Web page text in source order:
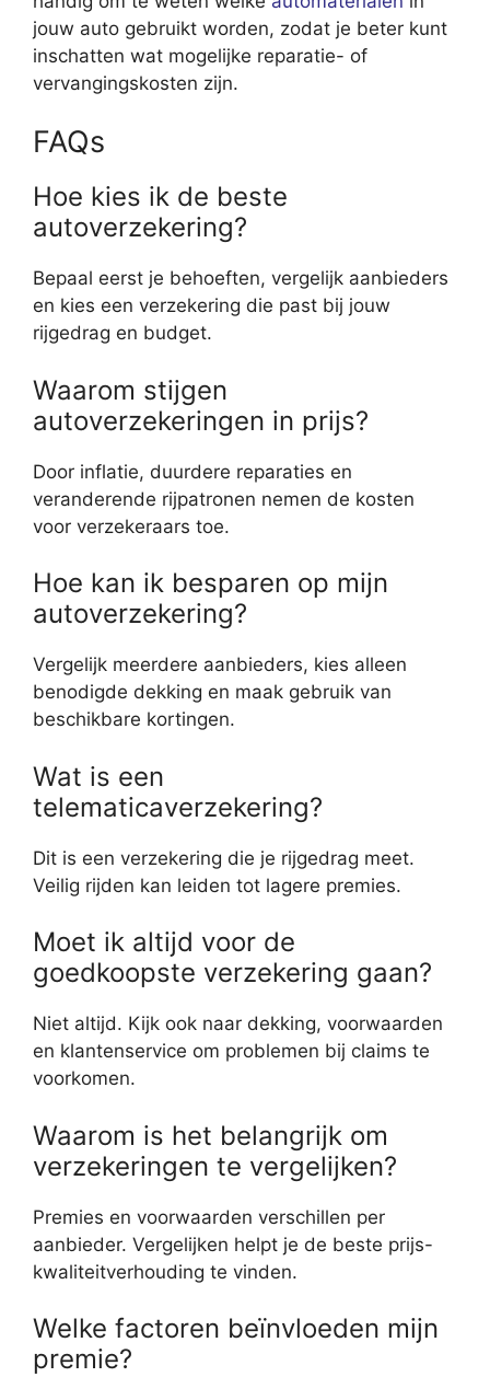
jouw auto gebruikt worden, zodat je beter kunt
inschatten wat mogelijke reparatie- of
vervangingskosten zijn.
FAQs
Hoe kies ik de beste
autoverzekering?
Bepaal eerst je behoeften, vergelijk aanbieders
en kies een verzekering die past bij jouw
rijgedrag en budget.
Waarom stijgen
autoverzekeringen in prijs?
Door inflatie, duurdere reparaties en
veranderende rijpatronen nemen de kosten
voor verzekeraars toe.
Hoe kan ik besparen op mijn
autoverzekering?
Vergelijk meerdere aanbieders, kies alleen
benodigde dekking en maak gebruik van
beschikbare kortingen.
Wat is een
telematicaverzekering?
Dit is een verzekering die je rijgedrag meet.
Veilig rijden kan leiden tot lagere premies.
Moet ik altijd voor de
goedkoopste verzekering gaan?
Niet altijd. Kijk ook naar dekking, voorwaarden
en klantenservice om problemen bij claims te
voorkomen.
Waarom is het belangrijk om
verzekeringen te vergelijken?
Premies en voorwaarden verschillen per
aanbieder. Vergelijken helpt je de beste prijs-
kwaliteitverhouding te vinden.
Welke factoren beïnvloeden mijn
premie?